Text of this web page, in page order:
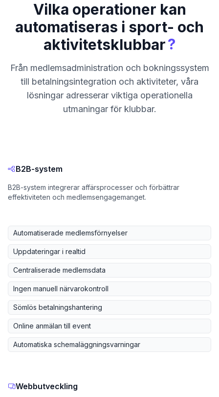
Vilka operationer kan
automatiseras i sport- och
aktivitetsklubbar?
Från medlemsadministration och bokningssystem
till betalningsintegration och aktiviteter, våra
lösningar adresserar viktiga operationella
utmaningar för klubbar.
B2B-system
B2B-system integrerar affärsprocesser och förbättrar
effektiviteten och medlemsengagemanget.
Automatiserade medlemsförnyelser
Uppdateringar i realtid
Centraliserade medlemsdata
Ingen manuell närvarokontroll
Sömlös betalningshantering
Online anmälan till event
Automatiska schemaläggningsvarningar
Webbutveckling